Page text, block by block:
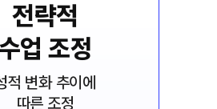
전략적
업 조정
적 변화 추이에
따른 조정